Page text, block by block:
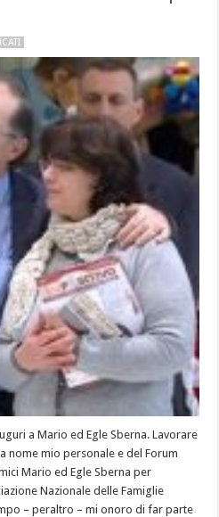
a Mario ed Egle Sberna. Lavorare
nome mio personale e del Forum
Mario ed Egle Sberna per
Nazionale delle Famiglie
– peraltro – mi onoro di far parte